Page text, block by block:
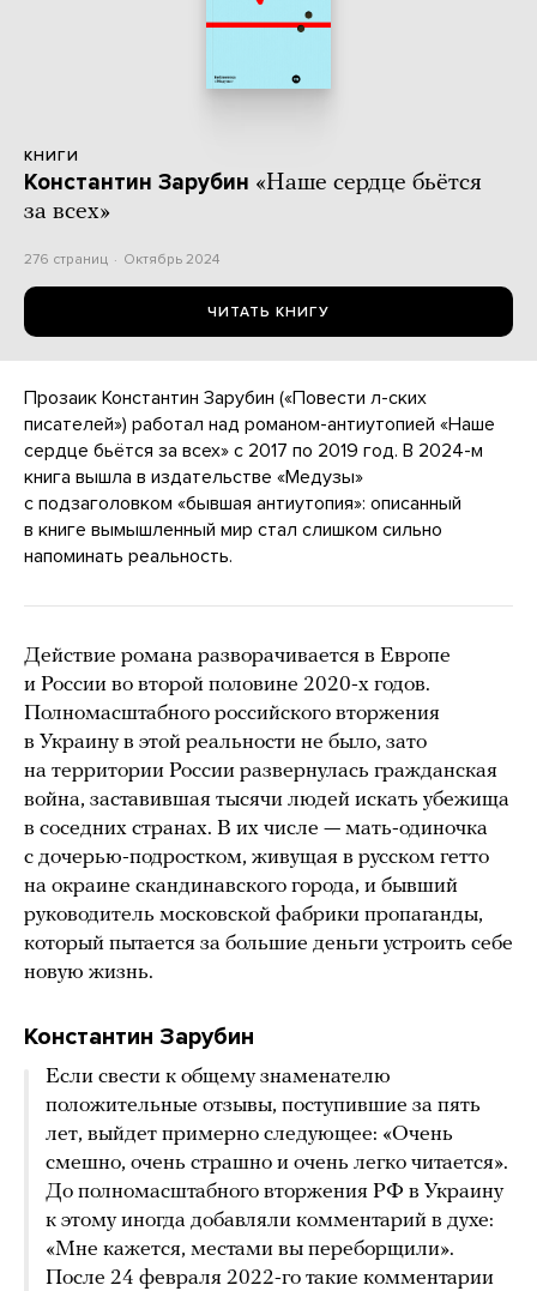
КНИГИ
Константин Зарубин «Наше сердце бьётся
за всех»
276 страниц Октябрь 2024
ЧИТАТЬ КНИГУ
Прозаик Константин Зарубин («Повести л-ских
писателей») работал над романом-антиутопией «Наше
сердце бьётся за всех» с 2017 по 2019 год. В 2024-м
книга вышла в издательстве «Медузы»
с подзаголовком «бывшая антиутопия»: описанный
в книге вымышленный мир стал слишком сильно
напоминать реальность.
Действие романа разворачивается в Европе
и России во второй половине 2020-х годов.
Полномасштабного российского вторжения
в Украину в этой реальности не было, зато
на территории России развернулась гражданская
война, заставившая тысячи людей искать убежища
в соседних странах. В их числе — мать-одиночка
с дочерью-подростком, живущая в русском гетто
на окраине скандинавского города, и бывший
руководитель московской фабрики пропаганды,
который пытается за большие деньги устроить себе
новую жизнь.
Константин Зарубин
Если свести к общему знаменателю
положительные отзывы, поступившие за пять
лет, выйдет примерно следующее: «Очень
смешно, очень страшно и очень легко читается».
До полномасштабного вторжения РФ в Украину
к этому иногда добавляли комментарий в духе:
«Мне кажется, местами вы переборщили».
После 24 февраля 2022-го такие комментарии